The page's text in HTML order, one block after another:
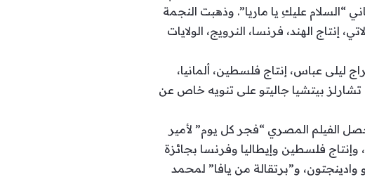
“السلام عليكِ يا ماريا”. وذهبت النجمة
إنتاج الهند، فرنسا، النرويج، الولايات
عباس، إنتاج فلسطين، ألمانيا،
بيتشيا جاليتو على تنويه خاص عن
الفيلم المصري “فجر كل يوم” لأمير
فلسطين وإيطاليا وفرنسا بجائزة
وادينجتون، و”برتقالة من يافا” لمحمد